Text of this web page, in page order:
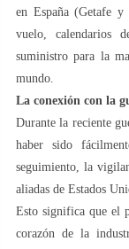
en España (Getafe
vuelo, calendarios
suministro para la
mundo.
La conexión con la
Durante la reciente
haber sido
seguimiento, la
aliadas de Estados
Esto significa que el
corazón de la